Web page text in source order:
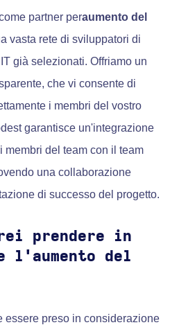
partner peraumento del
vasta rete di sviluppatori di
già selezionati. Offriamo un
che vi consente di
i membri del vostro
garantisce un'integrazione
del team con il team
una collaborazione
di successo del progetto.
prendere in
l'aumento del
essere preso in considerazione